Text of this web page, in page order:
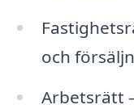
och
Arbetsrätt